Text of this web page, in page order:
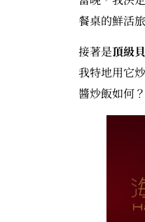
餐桌的鮮活
接著是頂級貝
我特地用它
醬炒飯如何